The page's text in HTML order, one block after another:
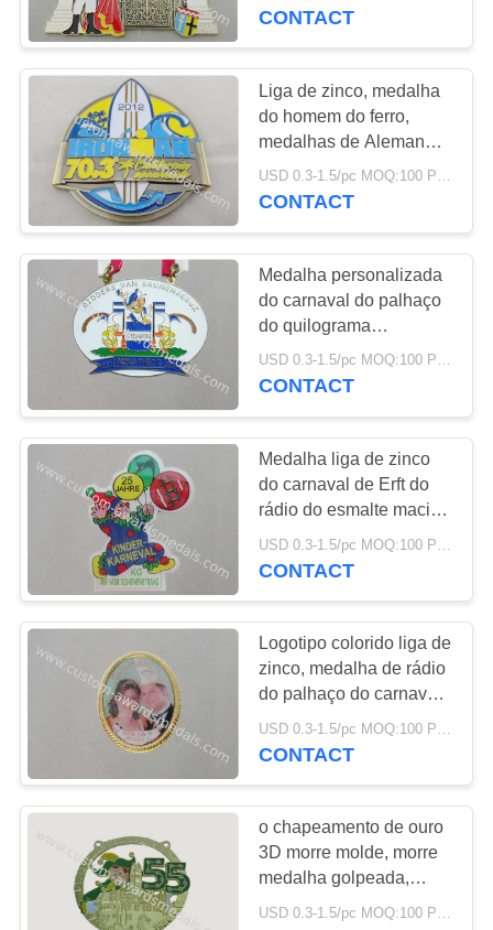
POLICY
molde para o presente
CONTACT
Liga de zinco, medalha
do homem do ferro,
medalhas de Alemanha
com lado do oceano de
Califórnia, chapeamento
USD 0.3-1.5/pc MOQ:100 PCes pelo projeto
CONTACT
Medalha personalizada
do carnaval do palhaço
do quilograma
Klotzgrumbeer 3D por
liga de zinco para o
USD 0.3-1.5/pc MOQ:100 PCes pelo projeto
CONTACT
Medalha liga de zinco
do carnaval de Erft do
rádio do esmalte macio
feito sob encomenda
com logotipo do
CONTACT
Logotipo colorido liga de
zinco, medalha de rádio
do palhaço do carnaval
da icebergue do peltre
pelo esmalte liga de
USD 0.3-1.5/pc MOQ:100 PCes pelo projeto
CONTACT
o chapeamento de ouro
3D morre molde, morre
medalha golpeada,
carimbada do carnaval
USD 0.3-1.5/pc MOQ:100 PCes pelo projeto